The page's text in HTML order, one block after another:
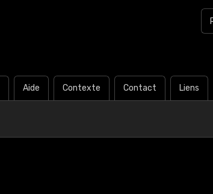
Aide Contexte Contact Liens